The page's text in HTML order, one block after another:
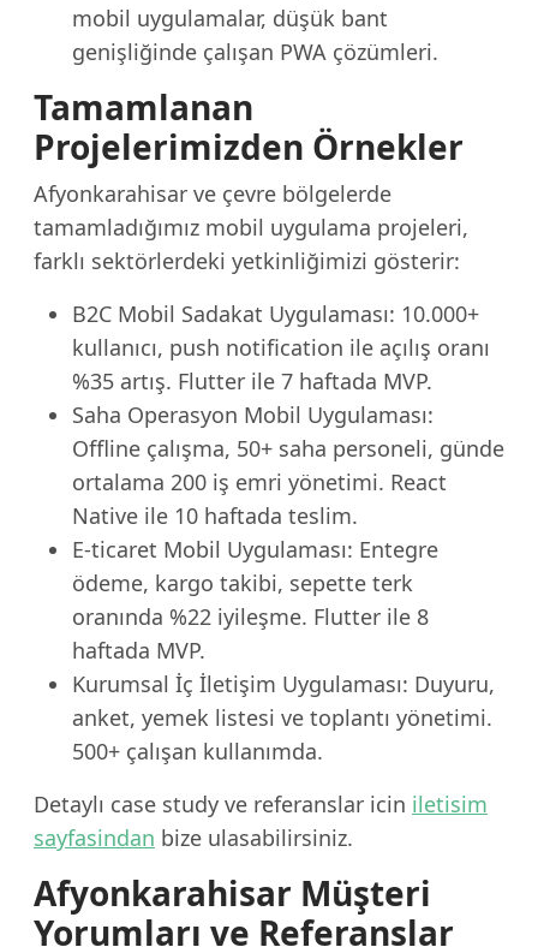
mobil uygulamalar, düşük bant
genişliğinde çalışan PWA çözümleri.
Tamamlanan
Projelerimizden Örnekler
Afyonkarahisar ve çevre bölgelerde
tamamladığımız mobil uygulama projeleri,
farklı sektörlerdeki yetkinliğimizi gösterir:
B2C Mobil Sadakat Uygulaması: 10.000+
kullanıcı, push notification ile açılış oranı
%35 artış. Flutter ile 7 haftada MVP.
Saha Operasyon Mobil Uygulaması:
Offline çalışma, 50+ saha personeli, günde
ortalama 200 iş emri yönetimi. React
Native ile 10 haftada teslim.
E-ticaret Mobil Uygulaması: Entegre
ödeme, kargo takibi, sepette terk
oranında %22 iyileşme. Flutter ile 8
haftada MVP.
Kurumsal İç İletişim Uygulaması: Duyuru,
anket, yemek listesi ve toplantı yönetimi.
500+ çalışan kullanımda.
Detaylı case study ve referanslar icin iletisim
sayfasindan bize ulasabilirsiniz.
Afyonkarahisar Müşteri
Yorumları ve Referanslar